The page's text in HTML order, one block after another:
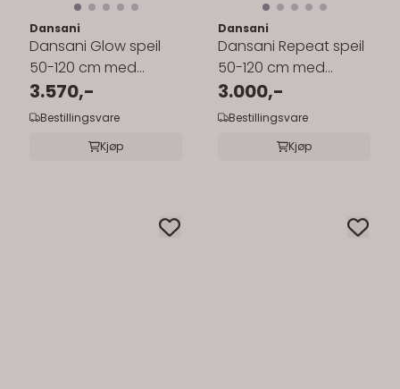
Dansani
Dansani Glow speil
50-120 cm med
belysning
3.570,-
Bestillingsvare
Kjøp
Dansani
Dansani Repeat speil
50-120 cm med
belysning og
sensorbryter
3.000,-
Bestillingsvare
Kjøp